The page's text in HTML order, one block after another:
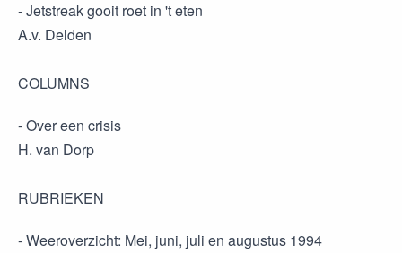
- Jetstreak gooit roet in 't eten
A.v. Delden
COLUMNS
- Over een crisis
H. van Dorp
RUBRIEKEN
- Weeroverzicht: Mei, juni, juli en augustus 1994